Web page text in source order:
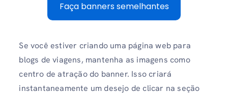
Faça banners semelhantes
Se você estiver criando uma página web para
blogs de viagens, mantenha as imagens como
centro de atração do banner. Isso criará
instantaneamente um desejo de clicar na seção